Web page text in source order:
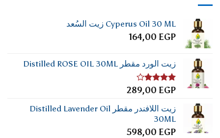
Cyperus Oil 30 ML زيت السُعد
164,00 EGP
زيت الورد مقطر Distilled ROSE OIL 30ML
تم
من
5
289,00 EGP
زيت اللافندر مقطر Distilled Lavender Oil
30ML
598,00 EGP